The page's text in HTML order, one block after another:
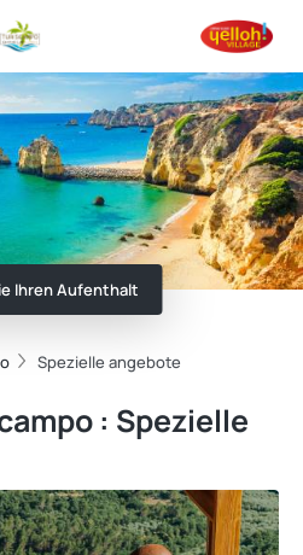
Ihren Aufenthalt
Spezielle angebote
: Spezielle